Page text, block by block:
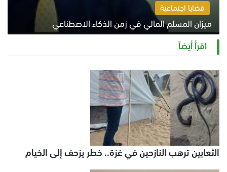
قضايا اجتماعية
ميزان المسلم المالي في زمن الذكاء الاصطناعي
السبت 8 أغسطس 2026 11:21 ص
اقرأ أيضاً
الثعابين ترهب النازحين في غزة.. خطر يزحف إلى الخيام